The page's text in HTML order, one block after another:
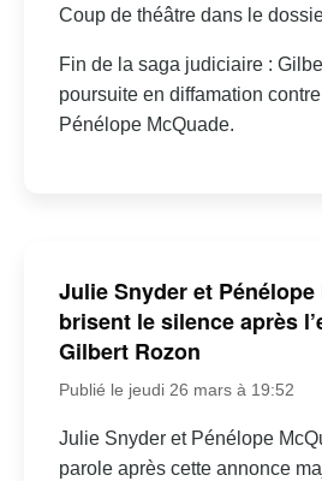
Coup de théâtre dans le
Fin de la saga judiciaire :
poursuite en diffamation
Pénélope McQuade.
Julie Snyder et Pénélope
brisent le silence après
Gilbert Rozon
Publié le jeudi 26 mars à 19:52
Julie Snyder et Pénélope
parole après cette annonce